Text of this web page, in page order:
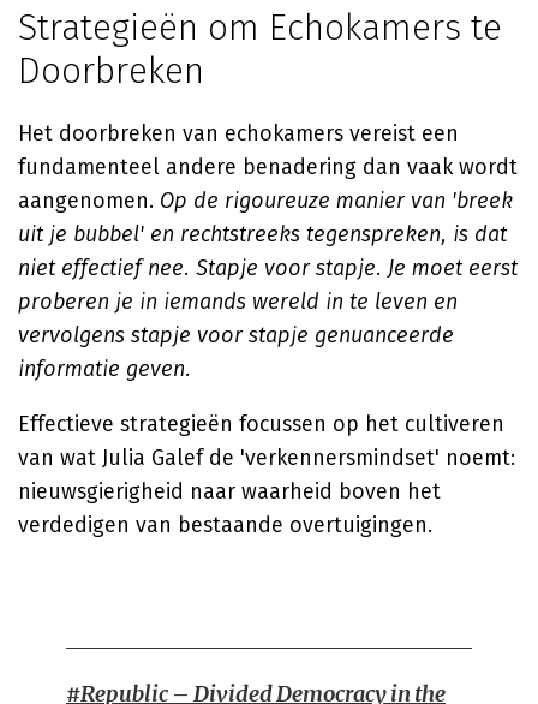
Strategieën om Echokamers te
Doorbreken
Het doorbreken van echokamers vereist een
fundamenteel andere benadering dan vaak wordt
aangenomen. Op de rigoureuze manier van 'breek
uit je bubbel' en rechtstreeks tegenspreken, is dat
niet effectief nee. Stapje voor stapje. Je moet eerst
proberen je in iemands wereld in te leven en
vervolgens stapje voor stapje genuanceerde
informatie geven.
Effectieve strategieën focussen op het cultiveren
van wat Julia Galef de 'verkennersmindset' noemt:
nieuwsgierigheid naar waarheid boven het
verdedigen van bestaande overtuigingen.
#Republic – Divided Democracy in the